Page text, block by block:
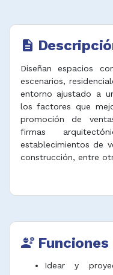
description
Diseñan espacios
escenarios,
entorno ajustado a
los factores que
promoción de
firmas
establecimientos de
construcción, entre
engineering Funciones
Idear y